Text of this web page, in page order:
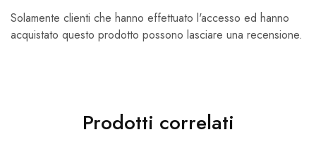
Solamente clienti che hanno effettuato l'accesso ed hanno
acquistato questo prodotto possono lasciare una recensione.
Prodotti correlati